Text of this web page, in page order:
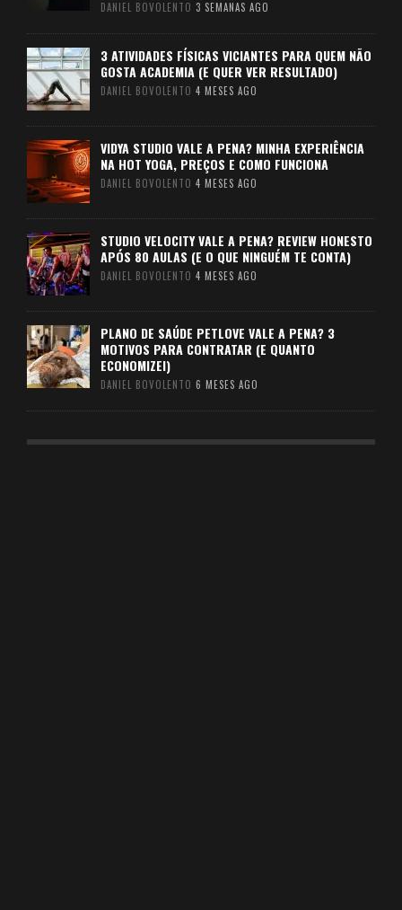
DANIEL BOVOLENTO 3 SEMANAS AGO
3 ATIVIDADES FÍSICAS VICIANTES PARA QUEM NÃO
GOSTA ACADEMIA (E QUER VER RESULTADO)
DANIEL BOVOLENTO 4 MESES AGO
VIDYA STUDIO VALE A PENA? MINHA EXPERIÊNCIA
NA HOT YOGA, PREÇOS E COMO FUNCIONA
DANIEL BOVOLENTO 4 MESES AGO
STUDIO VELOCITY VALE A PENA? REVIEW HONESTO
APÓS 80 AULAS (E O QUE NINGUÉM TE CONTA)
DANIEL BOVOLENTO 4 MESES AGO
PLANO DE SAÚDE PETLOVE VALE A PENA? 3
MOTIVOS PARA CONTRATAR (E QUANTO
ECONOMIZEI)
DANIEL BOVOLENTO 6 MESES AGO